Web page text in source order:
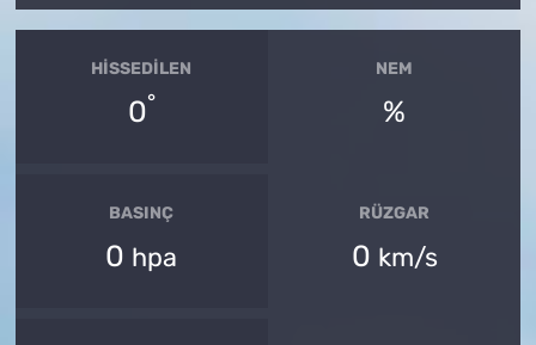
HISSEDILEN
0°
NEM
%
BASINÇ
0 hpa
RÜZGAR
0 km/s